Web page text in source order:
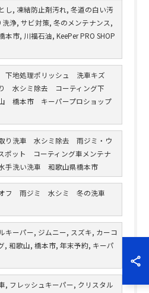
し, 凍結防止剤汚れ, 冬道の白い汚
洗浄, サビ対策, 冬のメンテナンス,
本市, 川福石油, KeePer PRO SHOP
下地処理ポリッシュ 洗車キズ
水シミ除去 コーティング下
橋本市 キーパープロショップ
り洗車 水シミ除去 雨ジミ・ウ
ポット コーティング車メンテナ
手洗い洗車 和歌山県橋本市
オフ 雨ジミ 水シミ 冬の洗車
キーパー, ジムニー, スズキ, カーコ
, 和歌山, 橋本市, 年末予約, キーパ
, フレッシュキーパー, クリスタル